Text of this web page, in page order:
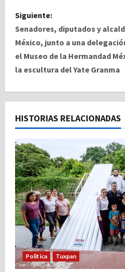
e
g
a
c
i
ó
n
d
e
e
n
t
Siguiente:
Senadores, diputados y
México, junto a una
el Museo de la Hermandad
la escultura del Yate Granma
HISTORIAS RELACIONADAS
Politica Tuxpan